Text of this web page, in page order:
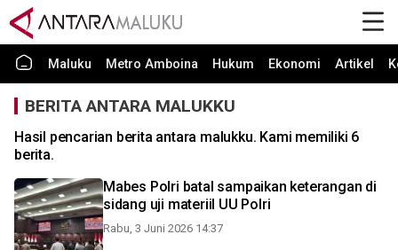
Maluku Metro Amboina Hukum Ekonomi Artikel
BERITA ANTARA MALUKKU
Hasil pencarian berita antara malukku. Kami memiliki 6
berita.
Mabes Polri batal sampaikan keterangan di
sidang uji materiil UU Polri
Rabu, 3 Juni 2026 14:37